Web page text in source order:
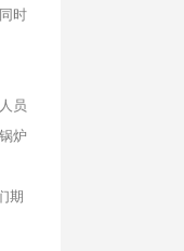
时
员
炉
期